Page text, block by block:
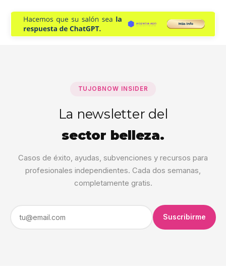
acuerdo simple por escrito que defina horarios, precio y
uso de materiales.
TUJOBNOW INSIDER
La newsletter del
sector belleza.
Casos de éxito, ayudas, subvenciones y recursos para
profesionales independientes. Cada dos semanas,
completamente gratis.
Suscribirme